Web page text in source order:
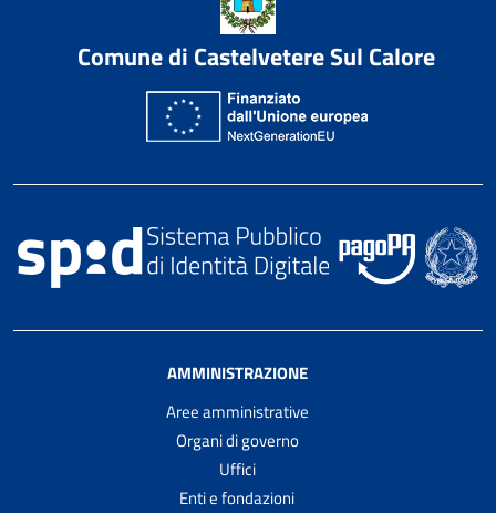
Comune di Castelvetere Sul Calore
AMMINISTRAZIONE
Aree amministrative
Organi di governo
Uffici
Enti e fondazioni